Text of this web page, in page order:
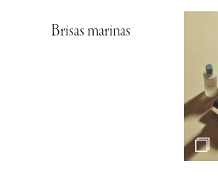
Brisas marinas